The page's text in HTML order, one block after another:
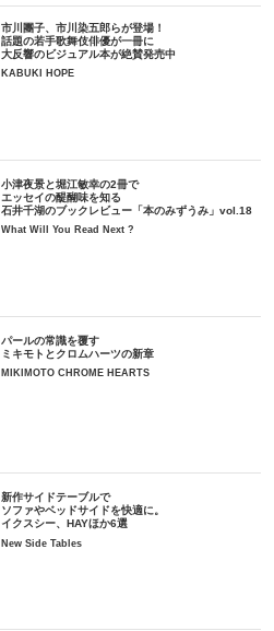
市川團子、市川染五郎らが登場！
話題の若手歌舞伎俳優が一冊に
大反響のビジュアル本が絶賛発売中
KABUKI HOPE
小津夜景と堀江敏幸の2冊で
エッセイの醍醐味を知る
石井千湖のブックレビュー「本のみずうみ」vol.18
What Will You Read Next ?
パールの常識を覆す
ミキモトとクロムハーツの新章
MIKIMOTO CHROME HEARTS
新作サイドテーブルで
ソファやベッドサイドを快適に。
イクスシー、HAYほか6選
New Side Tables